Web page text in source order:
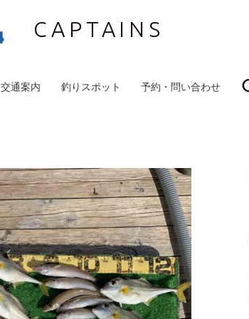
CAPTAINS
交通案内 釣りスポット 予約・問い合わせ